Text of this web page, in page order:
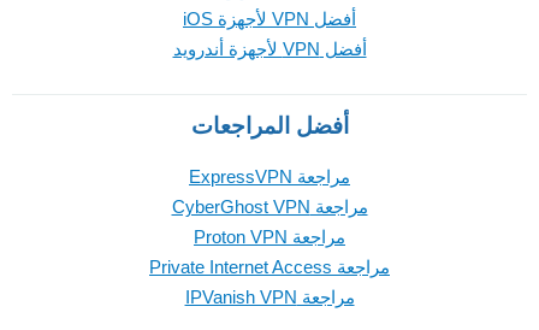
أفضل VPN لأجهزة iOS
أفضل VPN لأجهزة أندرويد
أفضل المراجعات
مراجعة ExpressVPN
مراجعة CyberGhost VPN
مراجعة Proton VPN
مراجعة Private Internet Access
مراجعة IPVanish VPN